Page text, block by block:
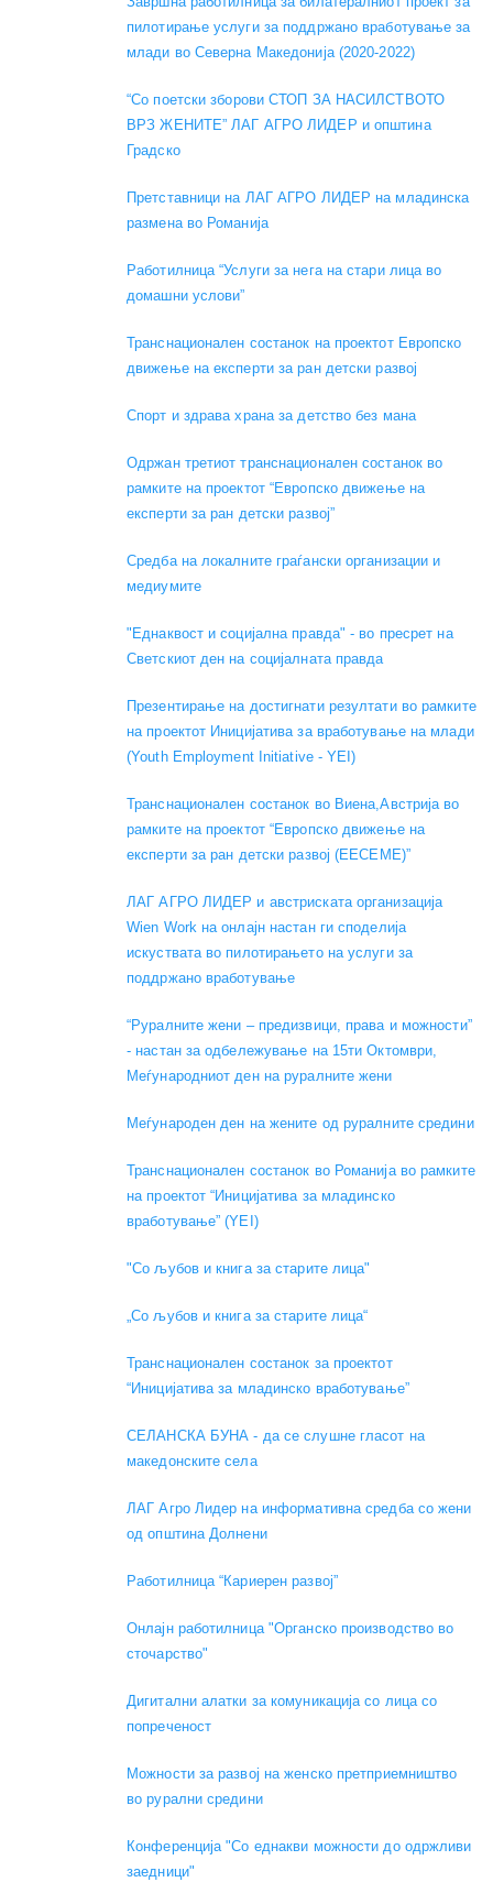
пилотирање услуги за поддржано вработување за
млади во Северна Македонија (2020-2022)
“Со поетски зборови СТОП ЗА НАСИЛСТВОТО
ВРЗ ЖЕНИТЕ” ЛАГ АГРО ЛИДЕР и општина
Градско
Претставници на ЛАГ АГРО ЛИДЕР на младинска
размена во Романија
Работилница “Услуги за нега на стари лица во
домашни услови”
Транснационален состанок на проектот Европско
движење на експерти за ран детски развој
Спорт и здрава храна за детство без мана
Одржан третиот транснационален состанок во
рамките на проектот “Европско движење на
експерти за ран детски развој”
Средба на локалните граѓански организации и
медиумите
"Еднаквост и социјална правда" - во пресрет на
Светскиот ден на социјалната правда
Презентирање на достигнати резултати во рамките
на проектот Иницијатива за вработување на млади
(Youth Employment Initiative - YEI)
Транснационален состанок во Виена,Австрија во
рамките на проектот “Европско движење на
експерти за ран детски развој (EECEME)”
ЛАГ АГРО ЛИДЕР и австриската организација
Wien Work на онлајн настан ги споделија
искуствата во пилотирањето на услуги за
поддржано вработување
“Руралните жени – предизвици, права и можности”
- настан за одбележување на 15ти Октомври,
Меѓународниот ден на руралните жени
Меѓународен ден на жените од руралните средини
Транснационален состанок во Романија во рамките
на проектот “Иницијатива за младинско
вработување” (YEI)
"Со љубов и книга за старите лица"
„Со љубов и книга за старите лица“
Транснационален состанок за проектот
“Иницијатива за младинско вработување”
СЕЛАНСКА БУНА - да се слушне гласот на
македонските села
ЛАГ Агро Лидер на информативна средба со жени
од општина Долнени
Работилница “Кариерен развој”
Онлајн работилница "Органско производство во
сточарство"
Дигитални алатки за комуникација со лица со
попреченост
Можности за развој на женско претприемништво
во рурални средини
Конференција "Со еднакви можности до одржливи
заедници"